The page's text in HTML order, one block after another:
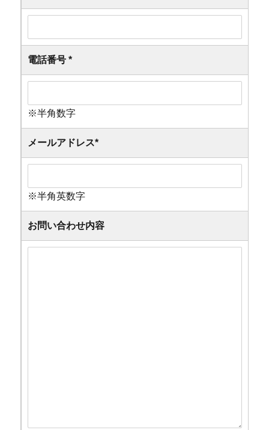
電話番号*
※半角数字
メールアドレス*
※半角英数字
お問い合わせ内容